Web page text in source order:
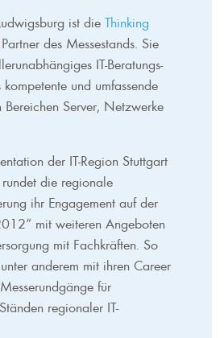
ist die Thinking
Partner des Messestands. Sie
IT-Beratungs-
kompetente und umfassende
Bereichen Server, Netzwerke
der IT-Region Stuttgart
die regionale
ihr Engagement auf der
mit weiteren Angeboten
mit Fachkräften. So
anderem mit ihren Career
für
regionaler IT-